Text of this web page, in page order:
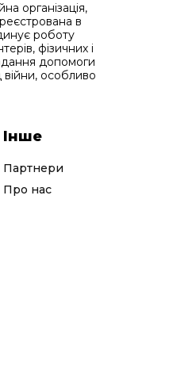
організація,
в
роботу
фізичних і
допомоги
особливо
Інше
Партнери
Про нас